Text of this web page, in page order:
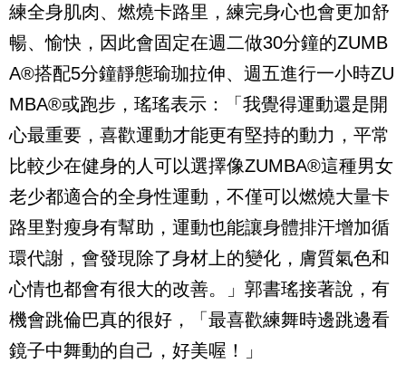
練全身肌肉、燃燒卡路里，練完身心也會更加舒
暢、愉快，因此會固定在週二做30分鐘的ZUMB
A®搭配5分鐘靜態瑜珈拉伸、週五進行一小時ZU
MBA®或跑步，瑤瑤表示：「我覺得運動還是開
心最重要，喜歡運動才能更有堅持的動力，平常
比較少在健身的人可以選擇像ZUMBA®這種男女
老少都適合的全身性運動，不僅可以燃燒大量卡
路里對瘦身有幫助，運動也能讓身體排汗增加循
環代謝，會發現除了身材上的變化，膚質氣色和
心情也都會有很大的改善。」郭書瑤接著說，有
機會跳倫巴真的很好，「最喜歡練舞時邊跳邊看
鏡子中舞動的自己，好美喔！」